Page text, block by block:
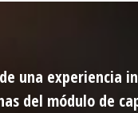
una experiencia
del módulo de